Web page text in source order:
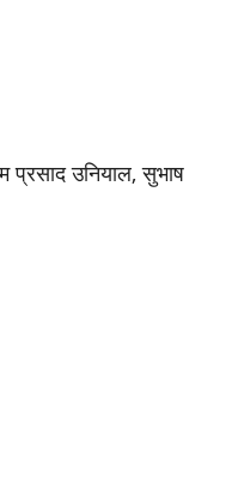
प्रसाद उनियाल, सुभाष